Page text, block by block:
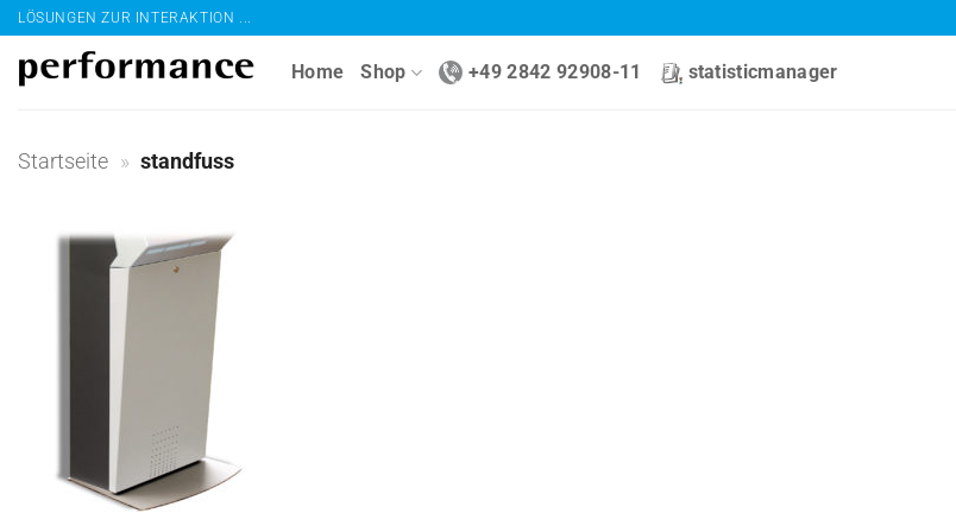
Zum
Inhalt
springen
LÖSUNGEN ZUR INTERAKTION ...
Home Shop +49 2842 92908-11 statisticmanager
Startseite » standfuss